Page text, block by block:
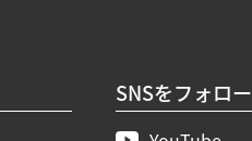
SNSをフォロー